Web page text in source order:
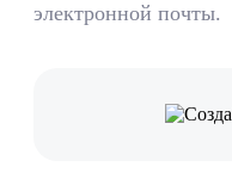
электронной почты.